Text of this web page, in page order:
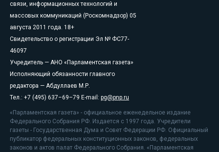
связи, информационных технологий и
массовых коммуникаций (Роскомнадзор) 05
августа 2011 года. 18+
Свидетельство о регистрации Эл № ФС77-
46097
Учредитель — АНО «Парламентская газета»
Исполняющий обязанности главного
редактора — Абдуллаев М.Р.
Тел.: +7 (495) 637–69–79 E-mail: pg@pnp.ru
«Парламентская газета» - официальное еженедельное издание
Федерального Собрания РФ. Издается с 1997 года. Учредители
газеты - Государственная Дума и Совет Федерации РФ. Официальный
публикатор федеральных конституционных законов, федеральных
законов и актов палат Федерального Собрания. «Парламентская